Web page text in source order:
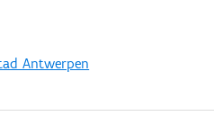
Antwerpen